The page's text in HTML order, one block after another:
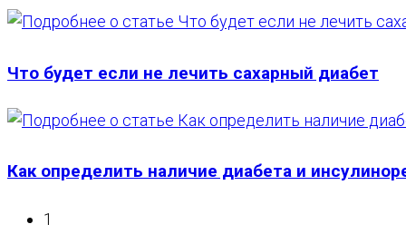
Что будет если не лечить сахарный диабет
Как определить наличие диабета и
1